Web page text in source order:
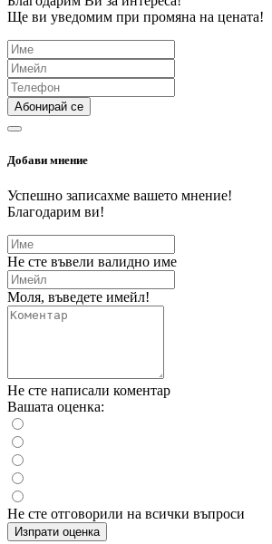
Ще ви уведомим при промяна на цената!
Абонирай се
Добави мнение
Успешно записахме вашето мнение!
Благодарим ви!
Не сте въвели валидно име
Моля, въведете имейл!
Не сте написали коментар
Вашата оценка:
Не сте отговорили на всички въпроси
Изпрати оценка